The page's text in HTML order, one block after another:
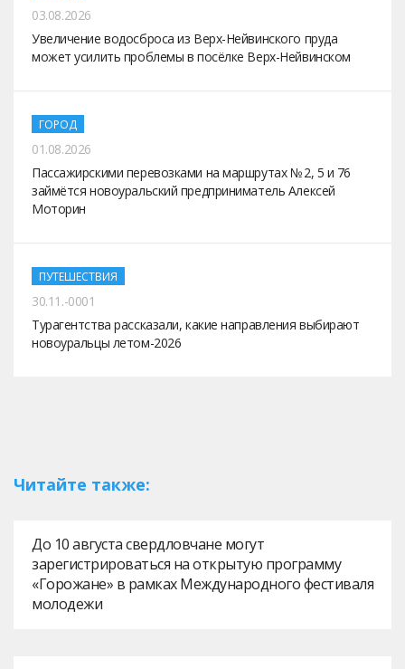
03.08.2026
Увеличение водосброса из Верх-Нейвинского пруда
может усилить проблемы в посёлке Верх-Нейвинском
ГОРОД
01.08.2026
Пассажирскими перевозками на маршрутах № 2, 5 и 76
займётся новоуральский предприниматель Алексей
Моторин
ПУТЕШЕСТВИЯ
30.11.-0001
Турагентства рассказали, какие направления выбирают
новоуральцы летом-2026
Читайте также:
До 10 августа свердловчане могут
зарегистрироваться на открытую программу
«Горожане» в рамках Международного фестиваля
молодежи